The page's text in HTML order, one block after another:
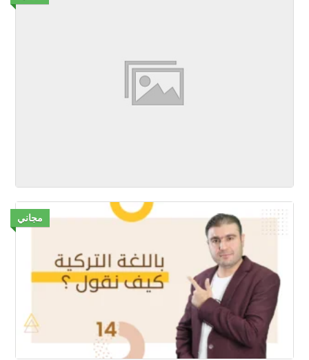
مجاني